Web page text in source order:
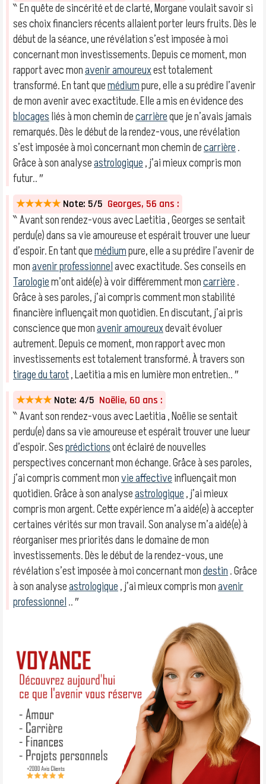
‶ En quête de sincérité et de clarté, Morgane voulait savoir si
ses choix financiers récents allaient porter leurs fruits. Dès le
début de la séance, une révélation s’est imposée à moi
concernant mon investissements. Depuis ce moment, mon
rapport avec monavenir amoureuxest totalement
transformé. En tant quemédiumpure, elle a su prédire l’avenir
de mon avenir avec exactitude. Elle a mis en évidence des
blocagesliés à mon chemin decarrièreque je n’avais jamais
remarqués. Dès le début de la rendez-vous, une révélation
s’est imposée à moi concernant mon chemin decarrière.
Grâce à son analyseastrologique, j’ai mieux compris mon
futur.. ″
★★★★★ Note: 5/5 Georges, 56 ans :
‶ Avant son rendez-vous avec Laetitia , Georges se sentait
perdu(e) dans sa vie amoureuse et espérait trouver une lueur
d’espoir. En tant quemédiumpure, elle a su prédire l’avenir de
monavenir professionnelavec exactitude. Ses conseils en
Tarologiem’ont aidé(e) à voir différemment moncarrière.
Grâce à ses paroles, j’ai compris comment mon stabilité
financière influençait mon quotidien. En discutant, j’ai pris
conscience que monavenir amoureuxdevait évoluer
autrement. Depuis ce moment, mon rapport avec mon
investissements est totalement transformé. À travers son
tirage du tarot, Laetitia a mis en lumière mon entretien.. ″
★★★★ Note: 4/5 Noëlie, 60 ans :
‶ Avant son rendez-vous avec Laetitia , Noëlie se sentait
perdu(e) dans sa vie amoureuse et espérait trouver une lueur
d’espoir. Sesprédictionsont éclairé de nouvelles
perspectives concernant mon échange. Grâce à ses paroles,
j’ai compris comment monvie affectiveinfluençait mon
quotidien. Grâce à son analyseastrologique, j’ai mieux
compris mon argent. Cette expérience m’a aidé(e) à accepter
certaines vérités sur mon travail. Son analyse m’a aidé(e) à
réorganiser mes priorités dans le domaine de mon
investissements. Dès le début de la rendez-vous, une
révélation s’est imposée à moi concernant mondestin. Grâce
à son analyseastrologique, j’ai mieux compris monavenir
professionnel.. ″